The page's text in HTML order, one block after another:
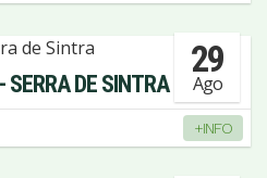
29
Ago
SERRA DE SINTRA
+INFO